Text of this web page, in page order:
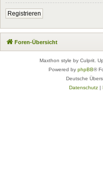
Registrieren
Foren-Übersicht
Maxthon style by Culprit.
Powered by phpBB®
Deutsche
Datenschutz|